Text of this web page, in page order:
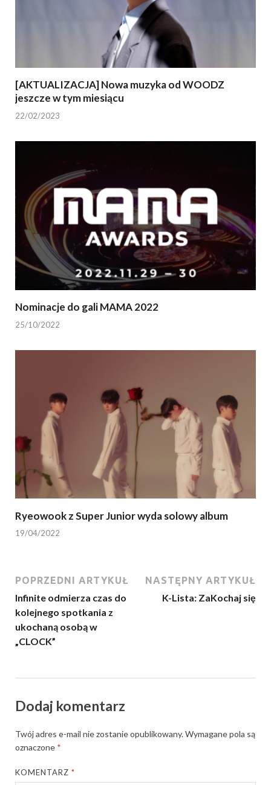
[AKTUALIZACJA] Nowa muzyka od WOODZ
jeszcze w tym miesiącu
22/02/2023
Nominacje do gali MAMA 2022
25/10/2022
Ryeowook z Super Junior wyda solowy album
19/04/2022
POPRZEDNI ARTYKUŁ
Infinite odmierza czas do
kolejnego spotkania z
ukochaną osobą w
„CLOCK”
NASTĘPNY ARTYKUŁ
K-Lista: ZaKochaj się
Dodaj komentarz
Twój adres e-mail nie zostanie opublikowany.Wymagane pola są
oznaczone *
KOMENTARZ*